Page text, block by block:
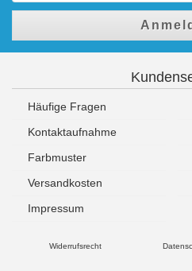
Häufige Fragen
Kontaktaufnahme
Farbmuster
Versandkosten
Impressum
Widerrufsrecht